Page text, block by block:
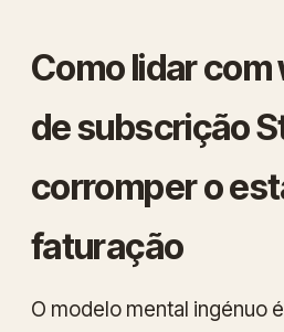
Como lidar
de subscrição
corromper o
faturação
O modelo mental ingénuo